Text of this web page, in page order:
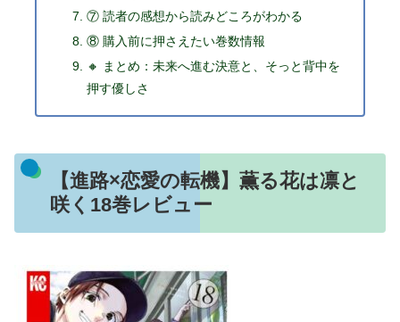
⑦ 読者の感想から読みどころがわかる
⑧ 購入前に押さえたい巻数情報
🔸 まとめ：未来へ進む決意と、そっと背中を
押す優しさ
【進路×恋愛の転機】薫る花は凛と
咲く18巻レビュー